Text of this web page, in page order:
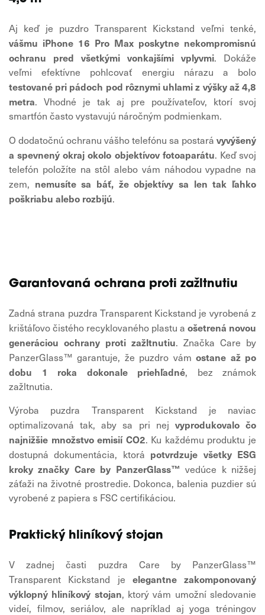
Aj keď je puzdro Transparent Kickstand veľmi tenké,
vášmu iPhone 16 Pro Max poskytne nekompromisnú
ochranu pred všetkými vonkajšími vplyvmi. Dokáže
veľmi efektívne pohlcovať energiu nárazu a bolo
testované pri pádoch pod rôznymi uhlami z výšky až 4,8
metra. Vhodné je tak aj pre používateľov, ktorí svoj
smartfón často vystavujú náročným podmienkam.
O dodatočnú ochranu vášho telefónu sa postará vyvýšený
a spevnený okraj okolo objektívov fotoaparátu. Keď svoj
telefón položíte na stôl alebo vám náhodou vypadne na
zem, nemusíte sa báť, že objektívy sa len tak ľahko
poškriabu alebo rozbijú.
Garantovaná ochrana proti zažltnutiu
Zadná strana puzdra Transparent Kickstand je vyrobená z
krištáľovo čistého recyklovaného plastu a ošetrená novou
generáciou ochrany proti zažltnutiu. Značka Care by
PanzerGlass™ garantuje, že puzdro vámostane až po
dobu 1 roka dokonale priehľadné, bez známok
zažltnutia.
Výroba puzdra Transparent Kickstand je naviac
optimalizovaná tak, aby sa pri nej vyprodukovalo čo
najnižšie množstvo emisií CO2. Ku každému produktu je
dostupná dokumentácia, ktorá potvrdzuje všetky ESG
kroky značky Care by PanzerGlass™ vedúce k nižšej
záťaži na životné prostredie. Dokonca, balenia puzdier sú
vyrobené z papiera s FSC certifikáciou.
Praktický hliníkový stojan
V zadnej časti puzdra Care by PanzerGlass™
Transparent Kickstand je elegantne zakomponovaný
výklopný hliníkový stojan, ktorý vám umožní sledovanie
videí, filmov, seriálov, ale napríklad aj yoga tréningov